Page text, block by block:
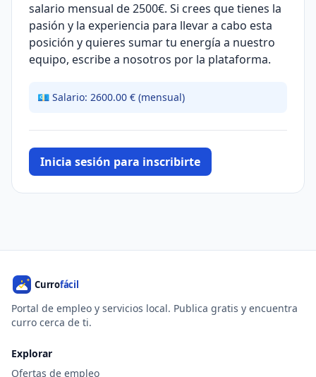
salario mensual de 2500€. Si crees que tienes la
pasión y la experiencia para llevar a cabo esta
posición y quieres sumar tu energía a nuestro
equipo, escribe a nosotros por la plataforma.
💶 Salario: 2600.00 € (mensual)
Inicia sesión para inscribirte
Portal de empleo y servicios local. Publica gratis y encuentra
curro cerca de ti.
Explorar
Ofertas de empleo